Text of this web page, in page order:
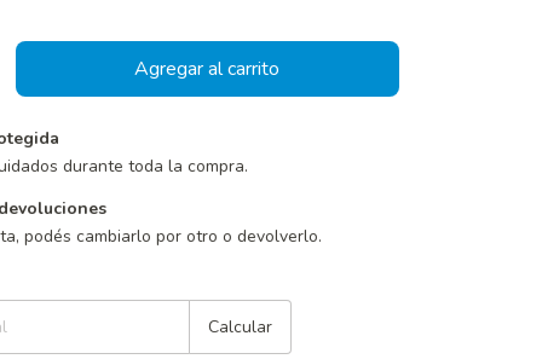
durante toda la compra.
podés cambiarlo por otro o devolverlo.
Calcular